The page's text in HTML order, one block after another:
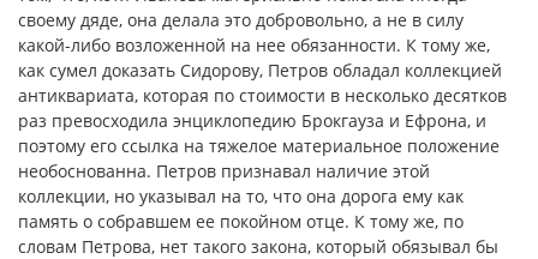
своему дяде, она делала это добровольно, а не в силу
какой-либо возложенной на нее обязанности. К тому же,
как сумел доказать Сидорову, Петров обладал коллекцией
антиквариата, которая по стоимости в несколько десятков
раз превосходила энциклопедию Брокгауза и Ефрона, и
поэтому его ссылка на тяжелое материальное положение
необоснованна. Петров признавал наличие этой
коллекции, но указывал на то, что она дорога ему как
память о собравшем ее покойном отце. К тому же, по
словам Петрова, нет такого закона, который обязывал бы